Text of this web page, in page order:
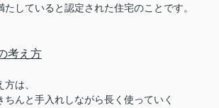
していると認定された住宅のことです。
考え方
は、
ちんと手入れしながら長く使っていく